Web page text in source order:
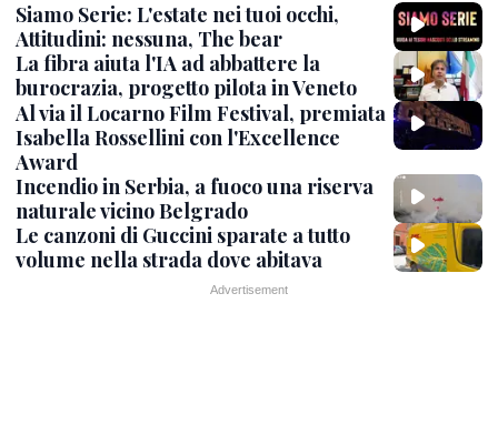
Siamo Serie: L'estate nei tuoi occhi,
Attitudini: nessuna, The bear
La fibra aiuta l'IA ad abbattere la
burocrazia, progetto pilota in Veneto
Al via il Locarno Film Festival, premiata
Isabella Rossellini con l'Excellence
Award
Incendio in Serbia, a fuoco una riserva
naturale vicino Belgrado
Le canzoni di Guccini sparate a tutto
volume nella strada dove abitava